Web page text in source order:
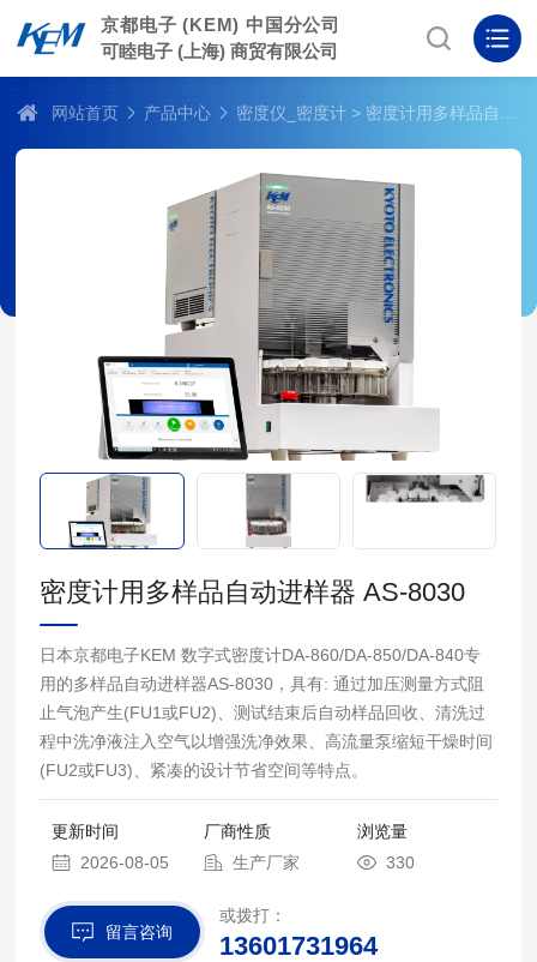
京都电子 (KEM) 中国分公司
可睦电子 (上海) 商贸有限公司
网站首页 产品中心 密度仪_密度计 > 密度计用多样品自动进样器 AS-8030
密度计用多样品自动进样器 AS-8030
日本京都电子KEM 数字式密度计DA-860/DA-850/DA-840专
用的多样品自动进样器AS-8030，具有: 通过加压测量方式阻
止气泡产生(FU1或FU2)、测试结束后自动样品回收、清洗过
程中洗净液注入空气以增强洗净效果、高流量泵缩短干燥时间
(FU2或FU3)、紧凑的设计节省空间等特点。
更新时间
2026-08-05
厂商性质
生产厂家
浏览量
330
留言咨询
或拨打：
13601731964